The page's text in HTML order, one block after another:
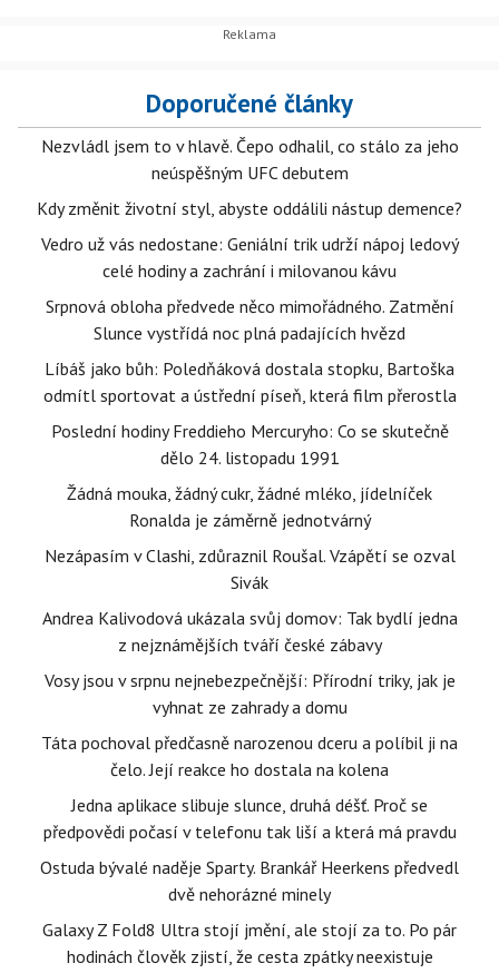
Doporučené články
Nezvládl jsem to v hlavě. Čepo odhalil, co stálo za jeho
neúspěšným UFC debutem
Kdy změnit životní styl, abyste oddálili nástup demence?
Vedro už vás nedostane: Geniální trik udrží nápoj ledový
celé hodiny a zachrání i milovanou kávu
Srpnová obloha předvede něco mimořádného. Zatmění
Slunce vystřídá noc plná padajících hvězd
Líbáš jako bůh: Poledňáková dostala stopku, Bartoška
odmítl sportovat a ústřední píseň, která film přerostla
Poslední hodiny Freddieho Mercuryho: Co se skutečně
dělo 24. listopadu 1991
Žádná mouka, žádný cukr, žádné mléko, jídelníček
Ronalda je záměrně jednotvárný
Nezápasím v Clashi, zdůraznil Roušal. Vzápětí se ozval
Sivák
Andrea Kalivodová ukázala svůj domov: Tak bydlí jedna
z nejznámějších tváří české zábavy
Vosy jsou v srpnu nejnebezpečnější: Přírodní triky, jak je
vyhnat ze zahrady a domu
Táta pochoval předčasně narozenou dceru a políbil ji na
čelo. Její reakce ho dostala na kolena
Jedna aplikace slibuje slunce, druhá déšť. Proč se
předpovědi počasí v telefonu tak liší a která má pravdu
Ostuda bývalé naděje Sparty. Brankář Heerkens předvedl
dvě nehorázné minely
Galaxy Z Fold8 Ultra stojí jmění, ale stojí za to. Po pár
hodinách člověk zjistí, že cesta zpátky neexistuje